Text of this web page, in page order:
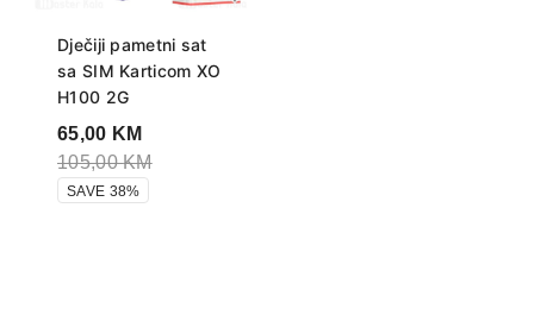
Dječiji pametni sat
sa SIM Karticom XO
H100 2G
65,00 KM
105,00KM
SAVE 38%